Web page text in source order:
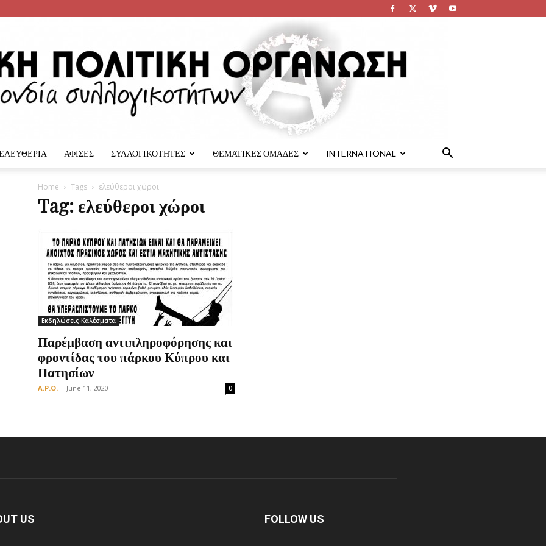
Πολιτική
Οργάνωση
ΑΦΙΣΕΣ ΣΥΛΛΟΓΙΚΟΤΗΤΕΣ ΘΕΜΑΤΙΚΕΣ ΟΜΑΔΕΣ INTERNATIONAL
Home Tags ελεύθεροι χώροι
Tag: ελεύθεροι χώροι
Εκδηλώσεις-Καλέσματα
Παρέμβαση αντιπληροφόρησης και
φροντίδας του πάρκου Κύπρου και
Πατησίων
A.P.O. - June 11, 2020 0
US FOLLOW US